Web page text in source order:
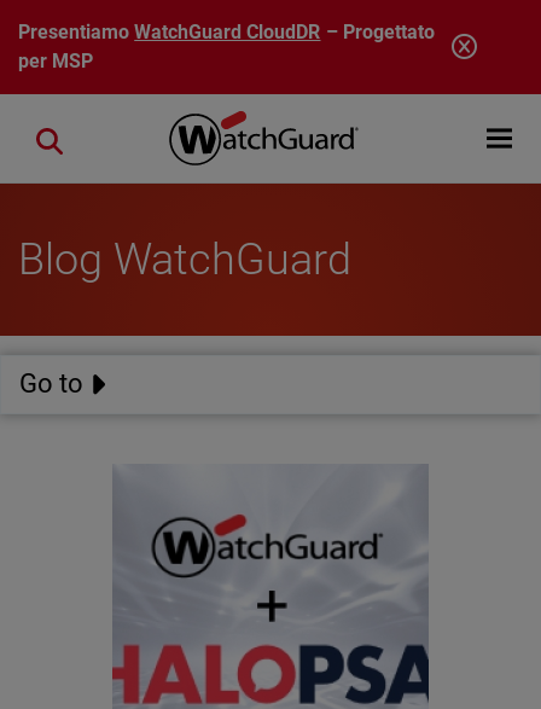
Salta al contenuto principale
PresentiamoWatchGuard CloudDR – Progettato
per MSP
Open
Close search
Blog WatchGuard
Go to